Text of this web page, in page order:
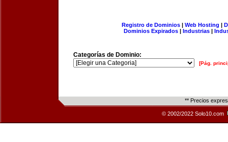
Registro de Dominios| Web Hosting |
Dominios Expirados | Industrias |
Categorías de Dominio:
[Pág.
** Precios
© 2002/2022 Solo10.com